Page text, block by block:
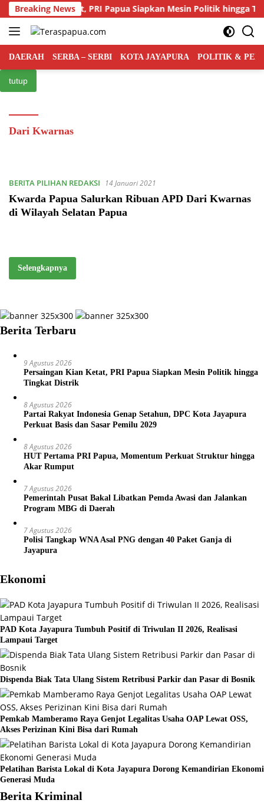
Langsung
ke
konten
Breaking News
Kian Ketat, PRI Papua Siapkan Mesin Politik hingga
DAERAH SERBA – SERBI KOTA JAYAPURA POLITIK &
tutup
Dari Kwarnas
BERITA PILIHAN REDAKSI 14 Januari 2021
Kwarda Papua Salurkan Ribuan APD Dari Kwarnas
di Wilayah Selatan Papua
Selengkapnya
Berita Terbaru
9 Agustus 2026
Persaingan Kian Ketat, PRI Papua Siapkan Mesin Politik hingga
Tingkat Distrik
8 Agustus 2026
Partai Rakyat Indonesia Genap Setahun, DPC Kota Jayapura
Perkuat Basis dan Sasar Pemilu 2029
8 Agustus 2026
HUT Pertama PRI Papua, Momentum Perkuat Struktur hingga
Akar Rumput
7 Agustus 2026
Pemerintah Pusat Bakal Libatkan Pemda Awasi dan Jalankan
Program MBG di Daerah
7 Agustus 2026
Polisi Tangkap WNA Asal PNG dengan 40 Paket Ganja di
Jayapura
Ekonomi
PAD Kota Jayapura Tumbuh Positif di Triwulan II 2026, Realisasi
Lampaui Target
Dispenda Biak Tata Ulang Sistem Retribusi Parkir dan Pasar di Bosnik
Pemkab Mamberamo Raya Genjot Legalitas Usaha OAP Lewat OSS,
Akses Perizinan Kini Bisa dari Rumah
Pelatihan Barista Lokal di Kota Jayapura Dorong Kemandirian Ekonomi
Generasi Muda
Berita Kriminal